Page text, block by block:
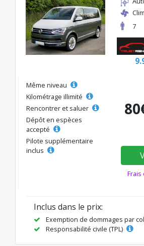
7
Même niveau
Kilométrage illimité
Rencontrer et saluer
Dépôt en espèces
accepté
Pilote supplémentaire
inclus
Frais
Inclus dans le prix:
Exemption de dommages par
Responsabilité civile (TPL)